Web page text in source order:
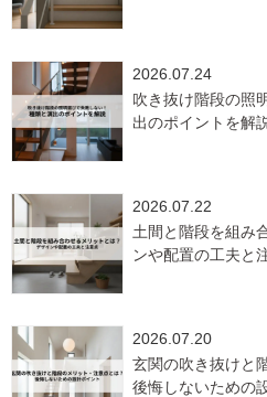
2026.07.24
吹き抜け階段の照
出のポイントを解
2026.07.22
土間と階段を組み
ンや配置の工夫と
2026.07.20
玄関の吹き抜けと
後悔しないための